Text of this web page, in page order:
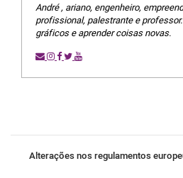
André , ariano, engenheiro,
profissional, palestrante e
gráficos e aprender coisas novas.
Alterações nos regulamentos